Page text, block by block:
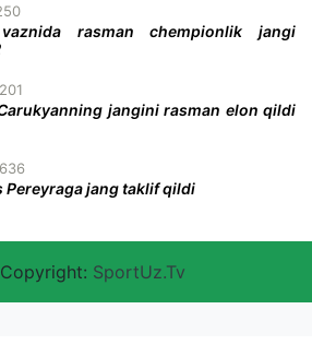
rasman chempionlik jangi
201
jangini rasman elon qildi
636
Pereyraga jang taklif qildi
SportUz.Tv